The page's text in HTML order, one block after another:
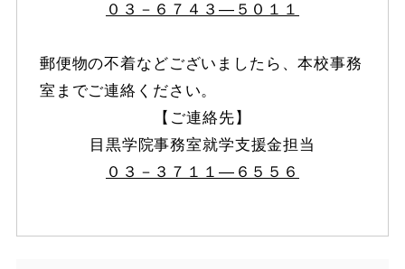
０３－６７４３―５０１１
郵便物の不着などございましたら、本校事務
室までご連絡ください。
【ご連絡先】
目黒学院事務室就学支援金担当
０３－３７１１―６５５６